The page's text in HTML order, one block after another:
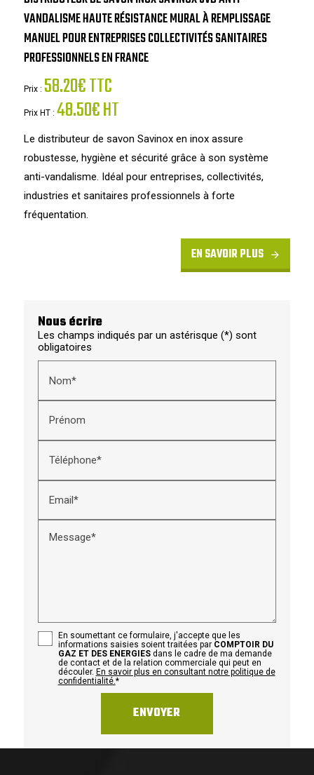
VANDALISME HAUTE RÉSISTANCE MURAL À REMPLISSAGE
MANUEL POUR ENTREPRISES COLLECTIVITÉS SANITAIRES
PROFESSIONNELS EN FRANCE
Prix : 58.20€ TTC
Prix HT : 48.50€ HT
Le distributeur de savon Savinox en inox assure
robustesse, hygiène et sécurité grâce à son système
anti-vandalisme. Idéal pour entreprises, collectivités,
industries et sanitaires professionnels à forte
fréquentation.
EN SAVOIR PLUS
Nous écrire
Les champs indiqués par un astérisque (*) sont
obligatoires
Nom*
Prénom
Téléphone*
Email*
Message*
En soumettant ce formulaire, j'accepte que les
informations saisies soient traitées par COMPTOIR DU
GAZ ET DES ENERGIESdans le cadre de ma demande
de contact et de la relation commerciale qui peut en
découler. En savoir plus en consultant notre politique de
confidentialité.*